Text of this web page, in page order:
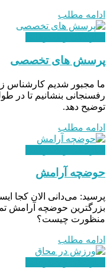
ادامه مطلب
پرسش های تخصصی
ما مجبور شدیم کارشناس
رفسنجانی بنشانیم تا در
توضیح دهد.
ادامه مطلب
حوضچه آرامش
پرسید: می‌دانی الان کجا
بزرگترین حوضچه آرامش
منظورت چیست؟
ادامه مطلب